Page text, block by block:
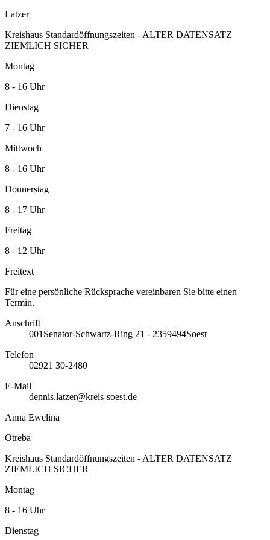
Latzer
Kreishaus Standardöffnungszeiten - ALTER DATENSATZ
ZIEMLICH SICHER
Montag
8 - 16 Uhr
Dienstag
7 - 16 Uhr
Mittwoch
8 - 16 Uhr
Donnerstag
8 - 17 Uhr
Freitag
8 - 12 Uhr
Freitext
Für eine persönliche Rücksprache vereinbaren Sie bitte einen
Termin.
Anschrift
001 Senator-Schwartz-Ring 21 - 2359494Soest
Telefon
02921 30-2480
E-Mail
dennis.latzer@kreis-soest.de
Anna Ewelina
Otreba
Kreishaus Standardöffnungszeiten - ALTER DATENSATZ
ZIEMLICH SICHER
Montag
8 - 16 Uhr
Dienstag